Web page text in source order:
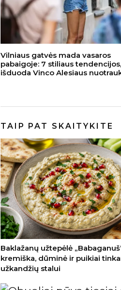
Vilniaus gatvės mada vasaros
pabaigoje: 7 stiliaus
išduoda Vinco Alesiaus
TAIP PAT SKAITYKITE
Baklažanų užtepėlė
kremiška, dūminė ir puikiai
užkandžių stalui